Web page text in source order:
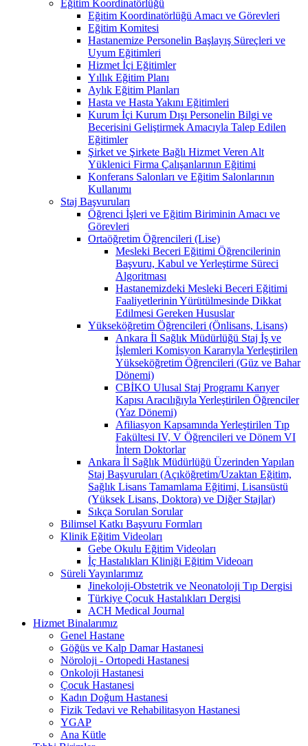
Eğitim Koordinatörlüğü
Eğitim Koordinatörlüğü Amacı ve Görevleri
Eğitim Komitesi
Hastanemize Personelin Başlayış Süreçleri ve
Uyum Eğitimleri
Hizmet İçi Eğitimler
Yıllık Eğitim Planı
Aylık Eğitim Planları
Hasta ve Hasta Yakını Eğitimleri
Kurum İçi Kurum Dışı Personelin Bilgi ve
Becerisini Geliştirmek Amacıyla Talep Edilen
Eğitimler
Şirket ve Şirkete Bağlı Hizmet Veren Alt
Yüklenici Firma Çalışanlarının Eğitimi
Konferans Salonları ve Eğitim Salonlarının
Kullanımı
Staj Başvuruları
Öğrenci İşleri ve Eğitim Biriminin Amacı ve
Görevleri
Ortaöğretim Öğrencileri (Lise)
Mesleki Beceri Eğitimi Öğrencilerinin
Başvuru, Kabul ve Yerleştirme Süreci
Algoritması
Hastanemizdeki Mesleki Beceri Eğitimi
Faaliyetlerinin Yürütülmesinde Dikkat
Edilmesi Gereken Hususlar
Yükseköğretim Öğrencileri (Önlisans, Lisans)
Ankara İl Sağlık Müdürlüğü Staj İş ve
İşlemleri Komisyon Kararıyla Yerleştirilen
Yükseköğretim Öğrencileri (Güz ve Bahar
Dönemi)
CBİKO Ulusal Staj Programı Karıyer
Kapısı Aracılığıyla Yerleştirilen Öğrenciler
(Yaz Dönemi)
Afiliasyon Kapsamında Yerleştirilen Tıp
Fakültesi IV, V Öğrencileri ve Dönem VI
İntern Doktorlar
Ankara İl Sağlık Müdürlüğü Üzerinden Yapılan
Staj Başvuruları (Açıköğretim/Uzaktan Eğitim,
Sağlık Lisans Tamamlama Eğitimi, Lisansüstü
(Yüksek Lisans, Doktora) ve Diğer Stajlar)
Sıkça Sorulan Sorular
Bilimsel Katkı Başvuru Formları
Klinik Eğitim Videoları
Gebe Okulu Eğitim Videoları
İç Hastalıkları Kliniği Eğitim Videoarı
Süreli Yayınlarımız
Jinekoloji-Obstetrik ve Neonatoloji Tıp Dergisi
Türkiye Çocuk Hastalıkları Dergisi
ACH Medical Journal
Hizmet Binalarımız
Genel Hastane
Göğüs ve Kalp Damar Hastanesi
Nöroloji - Ortopedi Hastanesi
Onkoloji Hastanesi
Çocuk Hastanesi
Kadın Doğum Hastanesi
Fizik Tedavi ve Rehabilitasyon Hastanesi
YGAP
Ana Kütle